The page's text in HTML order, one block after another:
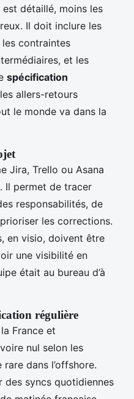
détaillé, moins les
Il doit inclure les
contraintes
et les
spécification
allers-retours
le monde va dans la
Jira, Trello ou Asana
Il permet de tracer
responsabilités, de
les corrections.
en visio, doivent être
une visibilité en
était au bureau d’à
régulière
France et
nul selon les
rare dans l’offshore.
syncs quotidiennes